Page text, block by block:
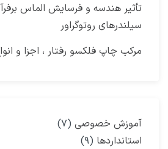
تأثیر هندسه و فرسایش الماس
سیلندرهای روتوگراور
مرکب چاپ فلکسو رفتار ، اجزا و
آموزش خصوصی (۷)
استانداردها (۹)